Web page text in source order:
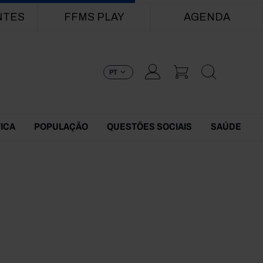
FFMS PLAY AGENDA
PT
POPULAÇÃO QUESTÕES SOCIAIS SAÚDE